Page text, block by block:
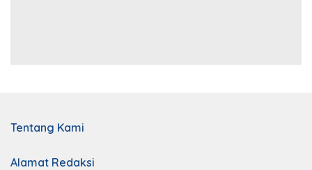
Tentang Kami
Alamat Redaksi